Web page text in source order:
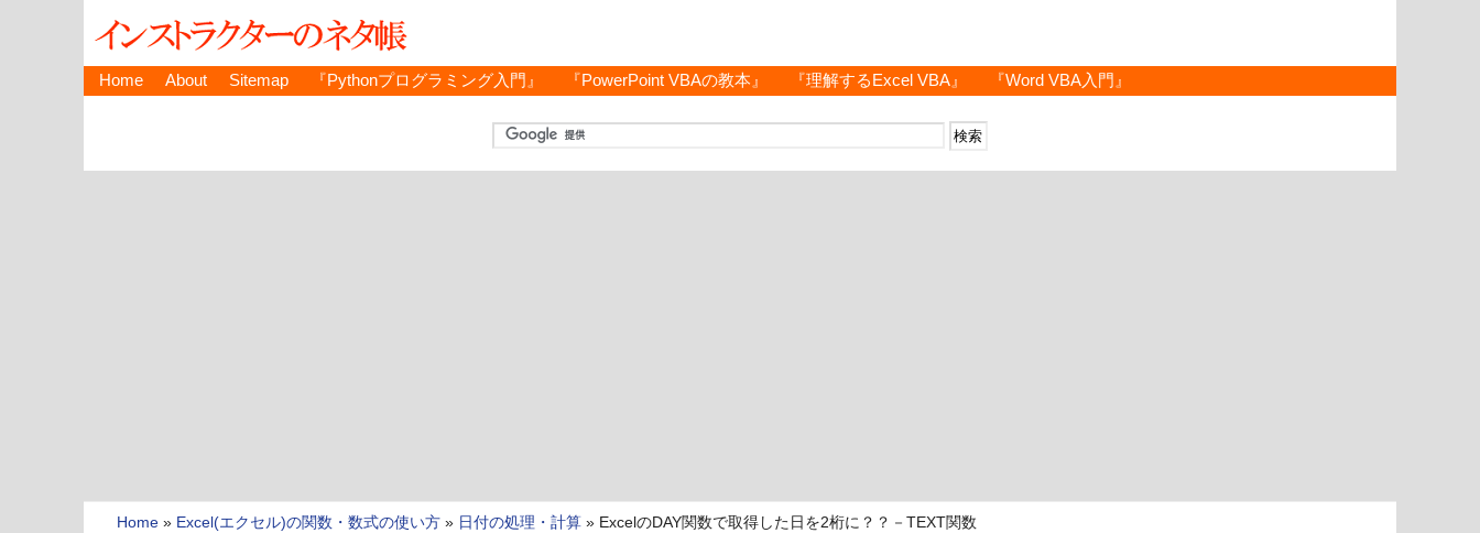
Home About Sitemap 『Pythonプログラミング入門』 『PowerPoint VBAの教本』 『理解するExcel VBA』 『Word VBA入門』
Home » Excel(エクセル)の関数・数式の使い方 » 日付の処理・計算 » ExcelのDAY関数で取得した日を2桁に？？－TEXT関数